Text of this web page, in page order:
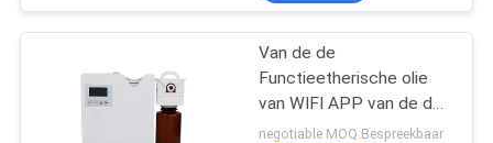
SHOW
ONGEVEER
Geurverspreider
Machine
51
Van de de
Functieetherische olie
van WIFI APP van de de
Verspreidermachine de
negotiable MOQ:Bespreekbaar